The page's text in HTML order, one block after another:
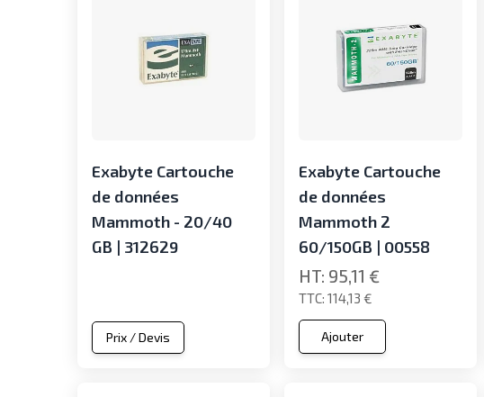
Exabyte Cartouche
de données
Mammoth - 20/40
GB | 312629
Prix / Devis
Exabyte Cartouche
de données
Mammoth 2
60/150GB | 00558
114,13 €
95,11 €
Ajouter